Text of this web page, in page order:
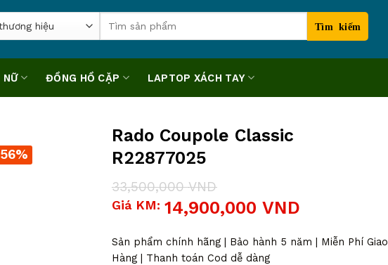
Tìm
kiếm:
NỮ ĐỒNG HỒ CẶP LAPTOP XÁCH TAY
Rado Coupole Classic
R22877025
33,500,000VND
Giá
33,500,000 VND.
14,900,000VND
Giá
là:
14,900,000 VND.
Giá KM:
Sản phẩm chính hãng | Bảo hành 5 năm | Miễn Phí Giao
Hàng | Thanh toán Cod dễ dàng